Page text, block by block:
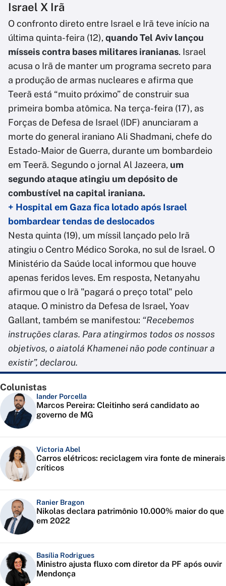
Israel X Irã
O confronto direto entre Israel e Irã teve início na
última quinta-feira (12), quando Tel Aviv lançou
mísseis contra bases militares iranianas. Israel
acusa o Irã de manter um programa secreto para
a produção de armas nucleares e afirma que
Teerã está “muito próximo” de construir sua
primeira bomba atômica. Na terça-feira (17), as
Forças de Defesa de Israel (IDF) anunciaram a
morte do general iraniano Ali Shadmani, chefe do
Estado-Maior de Guerra, durante um bombardeio
em Teerã. Segundo o jornal Al Jazeera, um
segundo ataque atingiu um depósito de
combustível na capital iraniana.
+ Hospital em Gaza fica lotado após Israel
bombardear tendas de deslocados
Nesta quinta (19), um míssil lançado pelo Irã
atingiu o Centro Médico Soroka, no sul de Israel. O
Ministério da Saúde local informou que houve
apenas feridos leves. Em resposta, Netanyahu
afirmou que o Irã "pagará o preço total" pelo
ataque. O ministro da Defesa de Israel, Yoav
Gallant, também se manifestou: “Recebemos
instruções claras. Para atingirmos todos os nossos
objetivos, o aiatolá Khamenei não pode continuar a
existir”, declarou.
Colunistas
Iander Porcella
Marcos Pereira: Cleitinho será candidato ao
governo de MG
Victoria Abel
Carros elétricos: reciclagem vira fonte de minerais
críticos
Ranier Bragon
Nikolas declara patrimônio 10.000% maior do que
em 2022
Basília Rodrigues
Ministro ajusta fluxo com diretor da PF após ouvir
Mendonça